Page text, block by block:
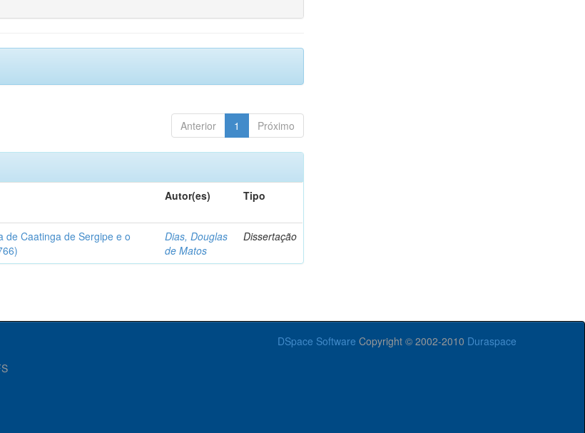
Anterior 1 Próximo
Autor(es) Tipo
de Caatinga de Sergipe e o
Dias, Douglas
de Matos
Dissertação
DSpace Software Copyright © 2002-2010 Duraspace